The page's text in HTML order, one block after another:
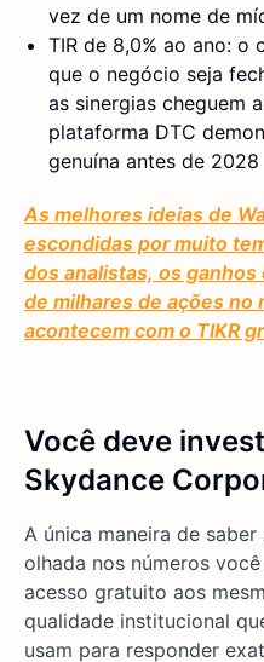
vez de um nome de
TIR de 8,0% ao ano: o
que o negócio seja
as sinergias cheguem
plataforma DTC
genuína antes de 2028
As melhores ideias de
escondidas por muito
dos analistas, os
de milhares de ações no
acontecem com o TIKR
Você deve
Skydance
A única maneira de
olhada nos números
acesso gratuito aos
qualidade institucional
usam para responder